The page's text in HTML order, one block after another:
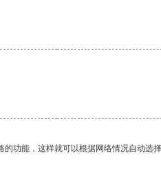
功能，这样就可以根据网络情况自动选